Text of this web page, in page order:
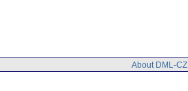
About DML-CZ